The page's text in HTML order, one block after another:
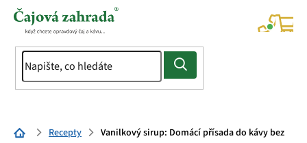
Přejít
Domů Recepty
Vanilkový sirup: Domácí přísada do kávy bez